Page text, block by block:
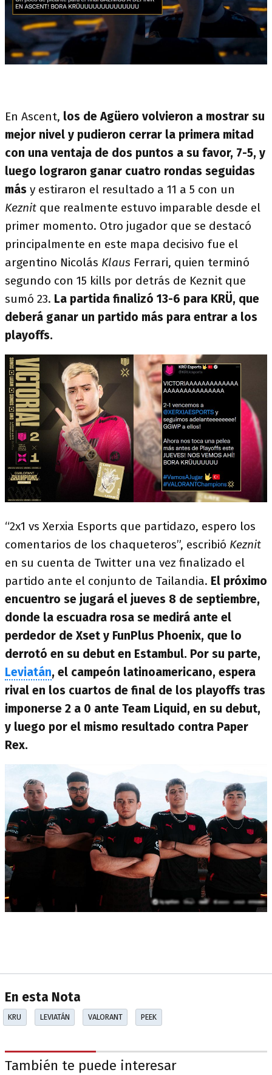
En Ascent, los de Agüero volvieron a mostrar su
mejor nivel y pudieron cerrar la primera mitad
con una ventaja de dos puntos a su favor, 7-5, y
luego lograron ganar cuatro rondas seguidas
más y estiraron el resultado a 11 a 5 con un
Keznit que realmente estuvo imparable desde el
primer momento. Otro jugador que se destacó
principalmente en este mapa decisivo fue el
argentino Nicolás Klaus Ferrari, quien terminó
segundo con 15 kills por detrás de Keznit que
sumó 23. La partida finalizó 13-6 para KRÜ, que
deberá ganar un partido más para entrar a los
playoffs.
“2x1 vs Xerxia Esports que partidazo, espero los
comentarios de los chaqueteros”, escribió Keznit
en su cuenta de Twitter una vez finalizado el
partido ante el conjunto de Tailandia. El próximo
encuentro se jugará el jueves 8 de septiembre,
donde la escuadra rosa se medirá ante el
perdedor de Xset y FunPlus Phoenix, que lo
derrotó en su debut en Estambul. Por su parte,
Leviatán, el campeón latinoamericano, espera
rival en los cuartos de final de los playoffs tras
imponerse 2 a 0 ante Team Liquid, en su debut,
y luego por el mismo resultado contra Paper
Rex.
En esta Nota
KRU LEVIATÁN VALORANT PEEK
También te puede interesar